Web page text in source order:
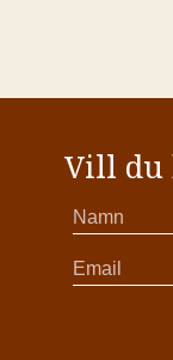
Vill du